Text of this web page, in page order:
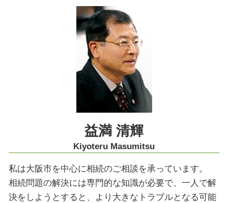
生前対策 種類
相続 兄弟 不公平
家族信託 弁護士
商取引 弁護士
医療過誤 被害者
インフォームドコンセント とは
医療過誤 補償
医療過誤 債務不履行
組織再編 大阪市 弁護士
医療過誤訴訟 解決 大阪市 弁護士
契約法務 神戸市 弁護士
医療過誤 大阪市 弁護士
契約法務 大阪市 弁護士
法律問題 奈良市 弁護士
医療過誤訴訟 解決 神戸市 弁護士
組織再編 神戸市 弁護士
医療過誤 神戸市 弁護士
知財紛争 大阪市 弁護士
法律問題 大阪市 弁護士
益満 清輝
Kiyoteru Masumitsu
私は大阪市を中心に相続のご相談を承っています。
相続問題の解決には専門的な知識が必要で、一人で解
決をしようとすると、より大きなトラブルとなる可能